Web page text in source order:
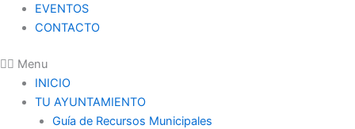
EVENTOS
CONTACTO
Menu
INICIO
TU AYUNTAMIENTO
Guía de Recursos Municipales